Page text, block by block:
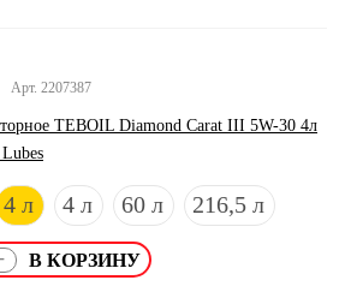
Арт. 2207387
TEBOIL Diamond Carat III 5W-30 4л
4 л 4 л 60 л 216,5 л